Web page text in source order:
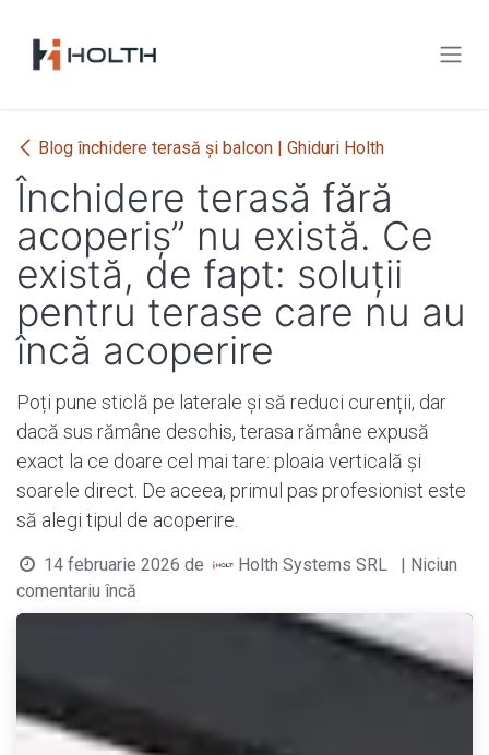
Blog închidere terasă și balcon | Ghiduri Holth
Închidere terasă fără
acoperiș” nu există. Ce
există, de fapt: soluții
pentru terase care nu au
încă acoperire
Poți pune sticlă pe laterale și să reduci curenții, dar
dacă sus rămâne deschis, terasa rămâne expusă
exact la ce doare cel mai tare: ploaia verticală și
soarele direct. De aceea, primul pas profesionist este
să alegi tipul de acoperire.
14 februarie 2026 de Holth Systems SRL
| Niciun
comentariu încă